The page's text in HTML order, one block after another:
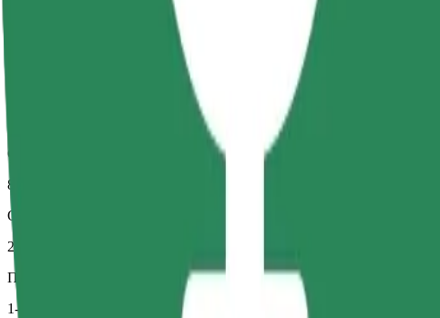
Просторі поїздки з більшим простором для ніг та місцем для
Орієнтовний час поїздки
8 хв
Орієнтовна відстань
2,2 км
Пасажирів
1-4